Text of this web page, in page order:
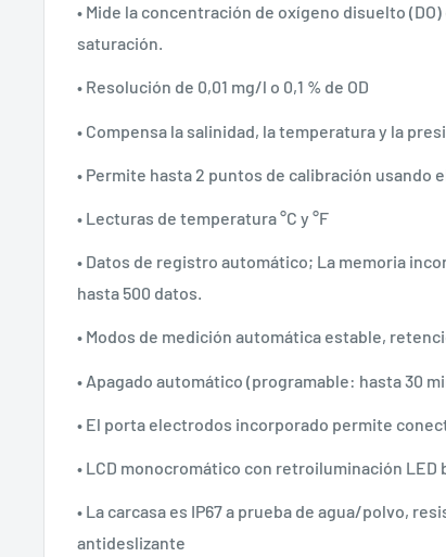
• Mide la concentración de oxígeno disuelto
saturación.
• Resolución de 0,01 mg/l o 0,1 % de OD
• Compensa la salinidad, la temperatura y la
• Permite hasta 2 puntos de calibración usando
• Lecturas de temperatura °C y °F
• Datos de registro automático; La memoria
hasta 500 datos.
• Modos de medición automática estable,
• Apagado automático (programable: hasta 30
• El porta electrodos incorporado permite
• LCD monocromático con retroiluminación LED
• La carcasa es IP67 a prueba de agua/polvo,
antideslizante